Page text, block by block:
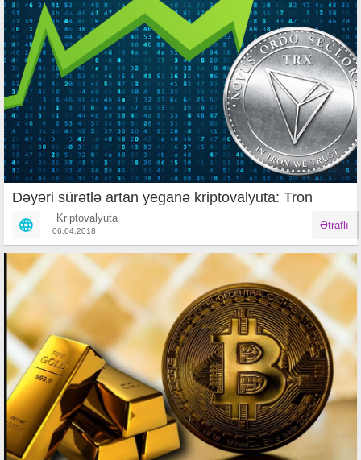
Dəyəri sürətlə artan yeganə kriptovalyuta: Tron
Kriptovalyuta
06.04.2018 Ətraflı